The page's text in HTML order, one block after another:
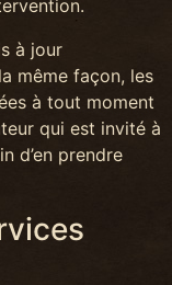
à jour
même façon, les
à tout moment
qui est invité à
d’en prendre